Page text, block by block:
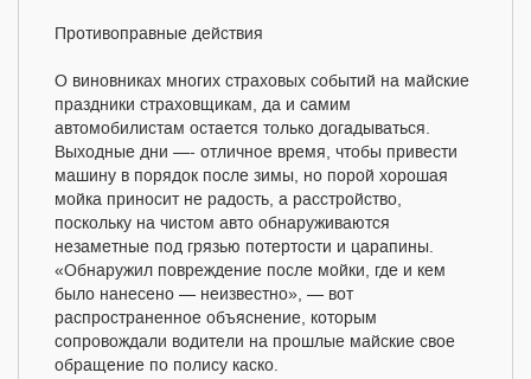
Противоправные действия
О виновниках многих страховых событий на майские
праздники страховщикам, да и самим
автомобилистам остается только догадываться.
Выходные дни —- отличное время, чтобы привести
машину в порядок после зимы, но порой хорошая
мойка приносит не радость, а расстройство,
поскольку на чистом авто обнаруживаются
незаметные под грязью потертости и царапины.
«Обнаружил повреждение после мойки, где и кем
было нанесено — неизвестно», — вот
распространенное объяснение, которым
сопровождали водители на прошлые майские свое
обращение по полису каско.